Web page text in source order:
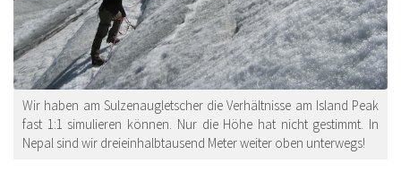
Wir haben am Sulzenaugletscher die Verhältnisse am Island Peak
fast 1:1 simulieren können. Nur die Höhe hat nicht gestimmt. In
Nepal sind wir dreieinhalbtausend Meter weiter oben unterwegs!